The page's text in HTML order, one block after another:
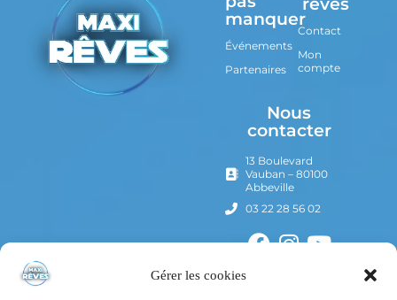
Gérer les cookies
manquer
Événements
Partenaires
Contact
Mon
compte
Nous
contacter
13 Boulevard
Vauban – 80100
Abbeville
03 22 28 56 02